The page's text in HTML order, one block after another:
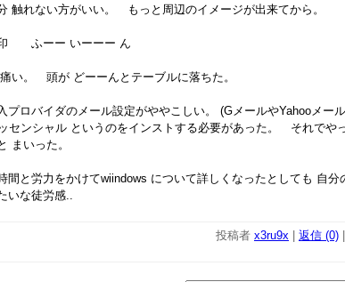
触れない方がいい。 もっと周辺のイメージが出来てから。
ふーー いーーー ん
い。 頭が どーーんとテーブルに落ちた。
プロバイダのメール設定がややこしい。 (GメールやYahooメー
センシャル というのをインストする必要があった。 それでや
まいった。
と労力をかけてwiindows について詳しくなったとしても 自分
いな徒労感..
投稿者 x3ru9x 返信 (0)